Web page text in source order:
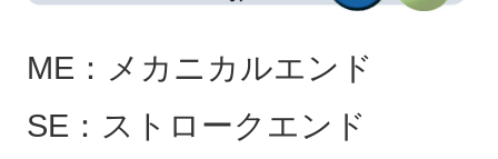
ME：メカニカルエンド
SE：ストロークエンド